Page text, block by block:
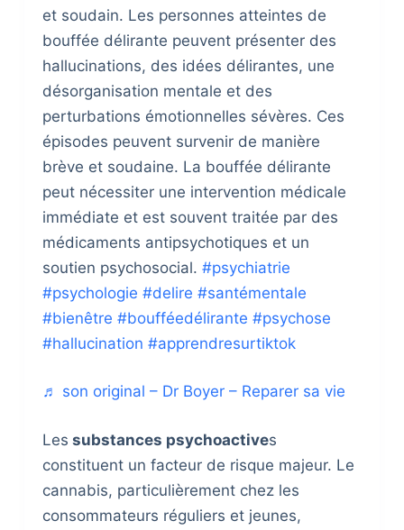
et soudain. Les personnes atteintes de
bouffée délirante peuvent présenter des
hallucinations, des idées délirantes, une
désorganisation mentale et des
perturbations émotionnelles sévères. Ces
épisodes peuvent survenir de manière
brève et soudaine. La bouffée délirante
peut nécessiter une intervention médicale
immédiate et est souvent traitée par des
médicaments antipsychotiques et un
soutien psychosocial. #psychiatrie
#psychologie #delire #santémentale
#bienêtre #boufféedélirante #psychose
#hallucination #apprendresurtiktok
♬ son original – Dr Boyer – Reparer sa vie
Les substances psychoactives
constituent un facteur de risque majeur. Le
cannabis, particulièrement chez les
consommateurs réguliers et jeunes,